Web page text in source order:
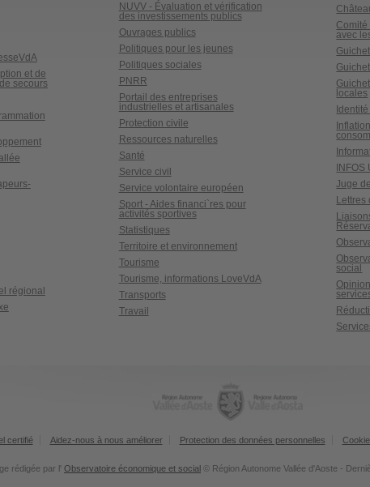
et de
secours
régional
NUVV - Évaluation et vérification
des investissements publics
Ouvrages publics
Politiques pour les jeunes
Politiques sociales
PNRR
Portail des entreprises
industrielles et artisanales
Protection civile
Ressources naturelles
Santé
Service civil
Service volontaire européen
Sport - Aides financi`res pour
activités sportives
Statistiques
Territoire et environnement
Tourisme
Tourisme, informations LoveVdA
Transports
Travail
avec
locales
INFOS
Juge
Lettres
social
certifié Aidez-nous à nous améliorer Protection des données personnelles
rédigée par l' Observatoire économique et social © Région Autonome Vallée d'Aoste -